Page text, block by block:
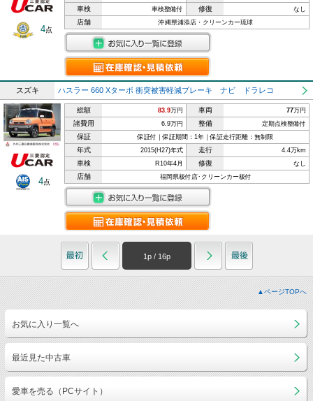
4点
車検 車検整備付 修復 なし
店舗 沖縄県浦添店・クリーンカー琉球
スズキ ハスラー 660 Xターボ 衝突被害軽減ブレーキ ナビ ドラレコ
4点
総額 83.9万円 車両 77万円
諸費用 6.9万円 整備 定期点検整備付
保証 保証付｜保証期間：1年｜保証走行距離：無制限
年式 2015(H27)年式 走行 4.4万km
車検 R10年4月 修復 なし
店舗 福岡県板付店･クリーンカー板付
1p / 16p
▲ページTOPへ
お気に入り一覧へ
最近見た中古車
愛車を売る（PCサイト）